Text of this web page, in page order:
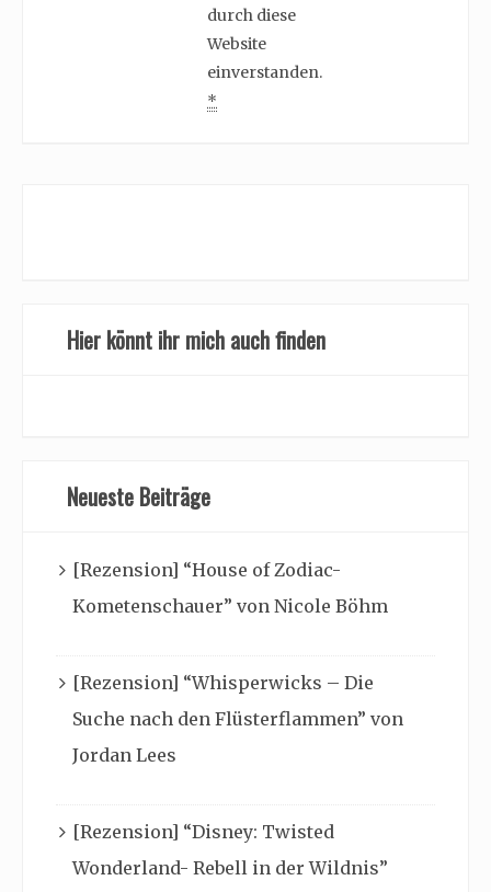
durch diese
Website
einverstanden.
*
Hier könnt ihr mich auch finden
Neueste Beiträge
[Rezension] “House of Zodiac-
Kometenschauer” von Nicole Böhm
[Rezension] “Whisperwicks – Die
Suche nach den Flüsterflammen” von
Jordan Lees
[Rezension] “Disney: Twisted
Wonderland- Rebell in der Wildnis”